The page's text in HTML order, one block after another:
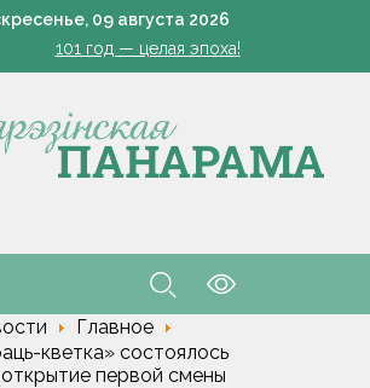
09 августа 2026
101 год — целая эпоха!
двор». Чудо, которое всегда рядом
на ведро — и пустоцветов как не
проходит турслёт сотрудников ГКСЭ
тысячники в «Здравушка-Агро»
Главное
кветка» состоялось
первой смены